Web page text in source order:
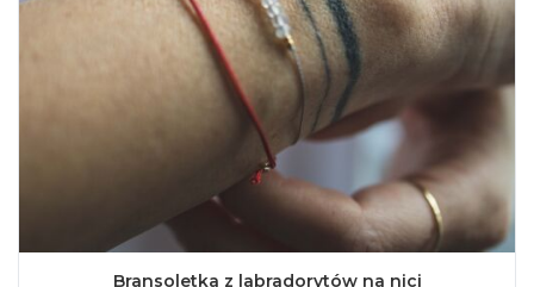
Bransoletka z labradorytów na nici